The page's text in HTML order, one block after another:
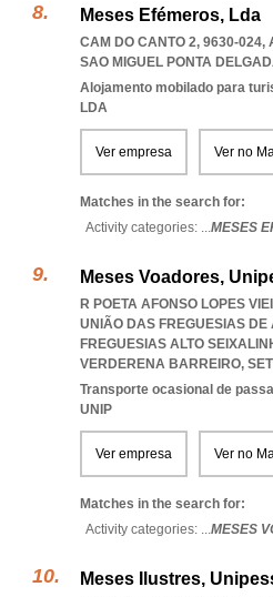
Meses Efémeros, Lda
CAM DO CANTO 2, 9630-024,
SAO MIGUEL PONTA
Alojamento mobilado para
LDA
Ver empresa Ver no
Matches in the search for:
Activity categories: ...MESES
Meses Voadores,
R POETA AFONSO LOPES
UNIÃO DAS FREGUESIAS DE
FREGUESIAS ALTO
VERDERENA BARREIRO,
Transporte ocasional de
UNIP
Ver empresa Ver no
Matches in the search for:
Activity categories: ...MESES
Meses Ilustres,